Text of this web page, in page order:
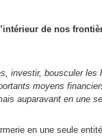
de nos
investir, bousculer les
moyens
auparavant en une
en une seule